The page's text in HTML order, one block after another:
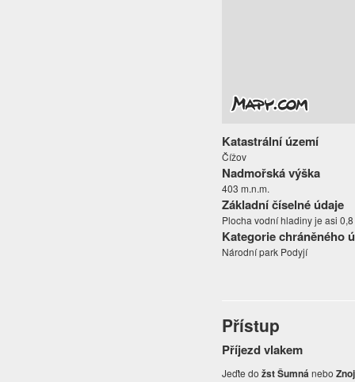
Katastrální území
Čížov
Nadmořská výška
403 m.n.m.
Základní číselné údaje
Plocha vodní hladiny je asi
Kategorie chráněného
Národní park Podyjí
Přístup
Příjezd vlakem
Jeďte dožst Šumnánebo